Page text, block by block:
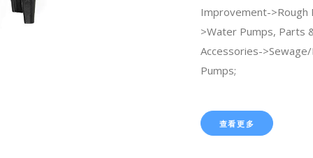
Improvement->Rough
>Water Pumps, Parts
Accessories-
Pumps;
查看更多